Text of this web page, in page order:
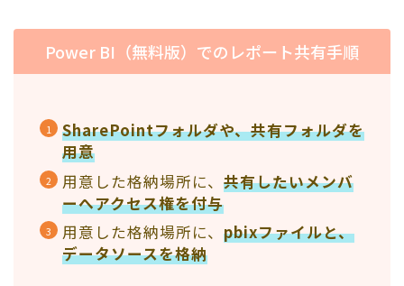
Power BI（無料版）でのレポート共有手順
SharePointフォルダや、共有フォルダを
用意
用意した格納場所に、 共有したいメンバ
ーへアクセス権を付与
用意した格納場所に、 pbixファイルと、
データソースを格納